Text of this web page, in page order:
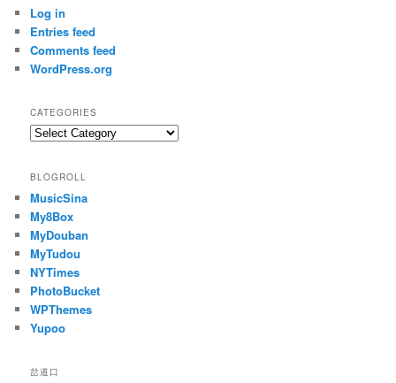
Log in
Entries feed
Comments feed
WordPress.org
CATEGORIES
C
e
g
o
r
i
e
s
BLOGROLL
MusicSina
My8Box
MyDouban
MyTudou
NYTimes
PhotoBucket
WPThemes
Yupoo
岔道口